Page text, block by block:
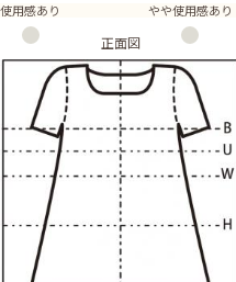
使用感あり やや使用感あり
正面図